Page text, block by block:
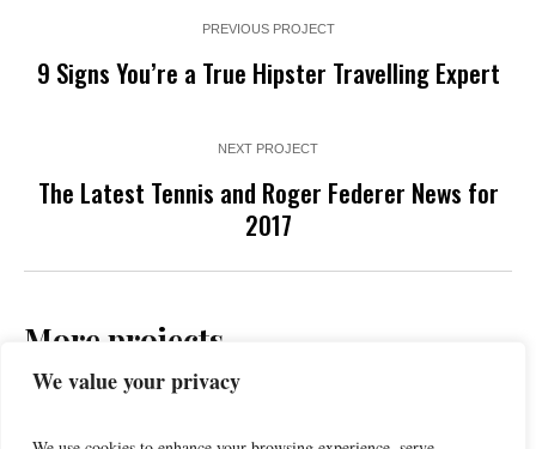
We value your privacy
PREVIOUS PROJECT
9 Signs You’re a True Hipster Travelling Expert
NEXT PROJECT
The Latest Tennis and Roger Federer News for
2017
More projects